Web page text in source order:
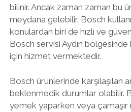
bilinir. Ancak zaman zaman bu
meydana gelebilir. Bosch
konulardan biri de hızlı ve
Bosch servisi Aydın bölgesinde
için hizmet vermektedir.
Bosch ürünlerinde karşılaşılan
beklenmedik durumlar olabilir.
yemek yaparken veya çamaşır